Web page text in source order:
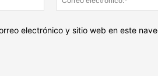
electrónico y sitio web en este